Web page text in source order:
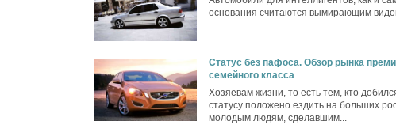
основания считаются вымирающим
Статус без пафоса. Обзор рынка
семейного класса
Хозяевам жизни, то есть тем, кто
статусу положено ездить на больших
молодым людям, сделавшим...